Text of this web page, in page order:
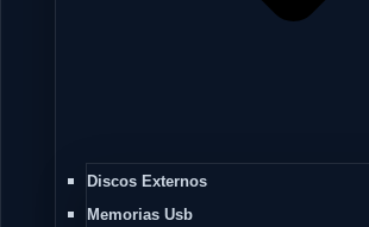
Discos Externos
Memorias Usb